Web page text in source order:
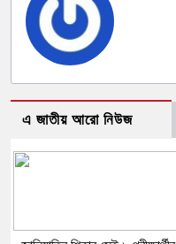
এ জাতীয় আরো নিউজ